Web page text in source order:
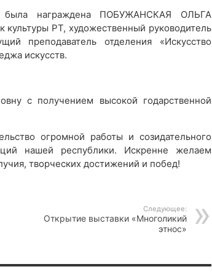
была награждена ПОБУЖАНСКАЯ ОЛЬГА
РТ, художественный руководитель
преподаватель отделения «Искусство
искусств.
с получением высокой годарственной
огромной работы и созидательного
нашей республики. Искренне желаем
творческих достижений и побед!
Следующее:
Открытие выставки «Многоликий
этнос»